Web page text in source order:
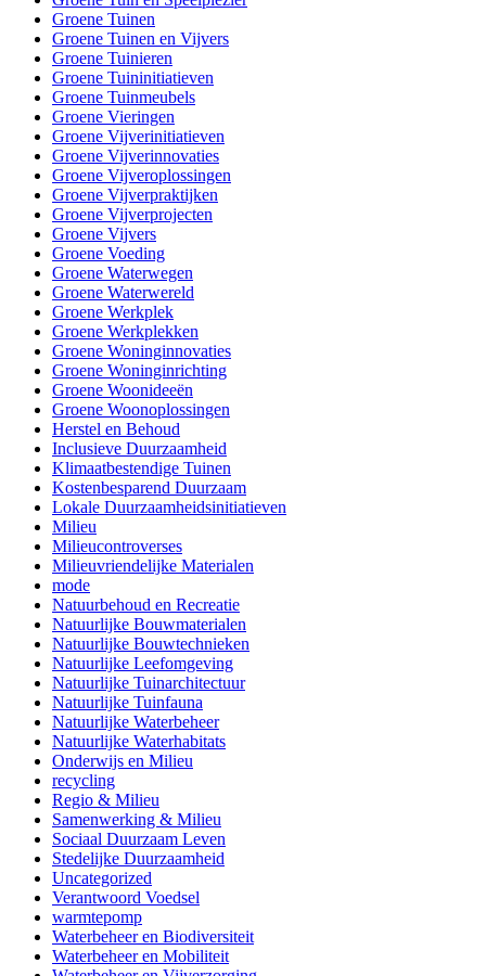
Groene Tuinen
Groene Tuinen en Vijvers
Groene Tuinieren
Groene Tuininitiatieven
Groene Tuinmeubels
Groene Vieringen
Groene Vijverinitiatieven
Groene Vijverinnovaties
Groene Vijveroplossingen
Groene Vijverpraktijken
Groene Vijverprojecten
Groene Vijvers
Groene Voeding
Groene Waterwegen
Groene Waterwereld
Groene Werkplek
Groene Werkplekken
Groene Woninginnovaties
Groene Woninginrichting
Groene Woonideeën
Groene Woonoplossingen
Herstel en Behoud
Inclusieve Duurzaamheid
Klimaatbestendige Tuinen
Kostenbesparend Duurzaam
Lokale Duurzaamheidsinitiatieven
Milieu
Milieucontroverses
Milieuvriendelijke Materialen
mode
Natuurbehoud en Recreatie
Natuurlijke Bouwmaterialen
Natuurlijke Bouwtechnieken
Natuurlijke Leefomgeving
Natuurlijke Tuinarchitectuur
Natuurlijke Tuinfauna
Natuurlijke Waterbeheer
Natuurlijke Waterhabitats
Onderwijs en Milieu
recycling
Regio & Milieu
Samenwerking & Milieu
Sociaal Duurzaam Leven
Stedelijke Duurzaamheid
Uncategorized
Verantwoord Voedsel
warmtepomp
Waterbeheer en Biodiversiteit
Waterbeheer en Mobiliteit